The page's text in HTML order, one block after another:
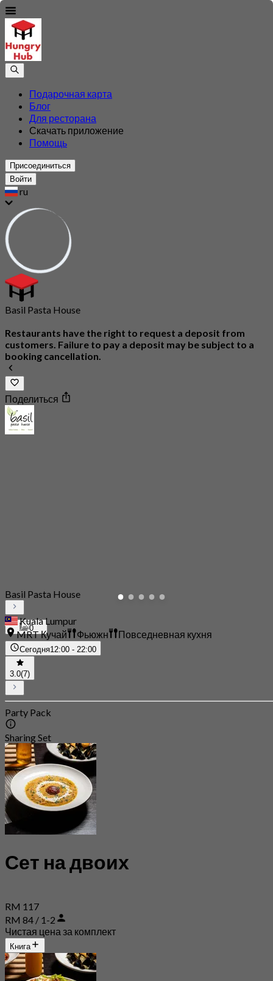
Подарочная карта
Блог
Для ресторана
Скачать приложение
Помощь
Присоединиться
Войти
ru
Basil Pasta House
Restaurants have the right to request a deposit from
customers. Failure to pay a deposit may be subject to a
booking cancellation.
Поделиться
0
Basil Pasta House
Kuala Lumpur
MRT Кучай
Фьюжн Повседневная кухня
Сегодня12:00 - 22:00
3.0(7)
Party Pack
Sharing Set
Сет на двоих
RM 117
RM 84 / 1-2
Чистая цена за комплект
Книга